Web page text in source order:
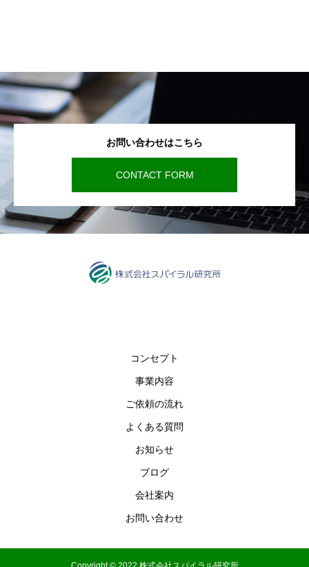
お問い合わせはこちら
CONTACT FORM
コンセプト
事業内容
ご依頼の流れ
よくある質問
お知らせ
ブログ
会社案内
お問い合わせ